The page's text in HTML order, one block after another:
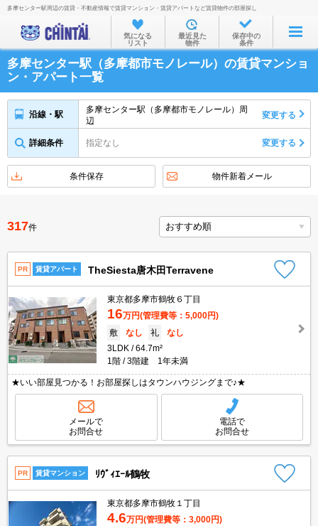
お部屋を探す
沿線・駅から
住所から
家賃相場から
不動産会社から
多摩センター駅周辺の賃貸・不動産情報で賃貸マンション・賃貸アパートなど賃貸物件の部屋探し
気になる
リスト
最近見た
物件
保存中の
条件
多摩センター駅（多摩都市モノレール）の賃貸マンショ
ン・アパート一覧
沿線・駅
多摩センター駅（多摩都市モノレール）周
辺
変更する
詳細条件 指定なし 変更する
条件保存 物件新着メール
317件
PR 賃貸アパート TheSiesta唐木田Terravene
東京都多摩市鶴牧６丁目
16万円(管理費等：5,000円)
敷
なし 礼
なし
3LDK
64.7m²
1階
3階建 1年未満
★いい部屋見つかる！お部屋探しはタウンハウジングまで♪★
メールで
お問合せ
電話で
お問合せ
PR 賃貸マンション ﾘｳﾞｨｴｰﾙ鶴牧
東京都多摩市鶴牧１丁目
4.6万円(管理費等：3,000円)